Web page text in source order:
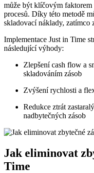
může být klíčovým
procesů. Díky této metodě
skladovací náklady, zatímco
Implementace Just in Time
následující výhody:
Zlepšení cash flow a
skladováním zásob
Zvýšení rychlosti a
Redukce ztrát
nadbytečných zásob
Jak eliminovat
Time